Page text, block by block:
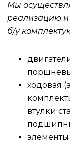
Мы
реализацию и
б/у
ходовая
втулки